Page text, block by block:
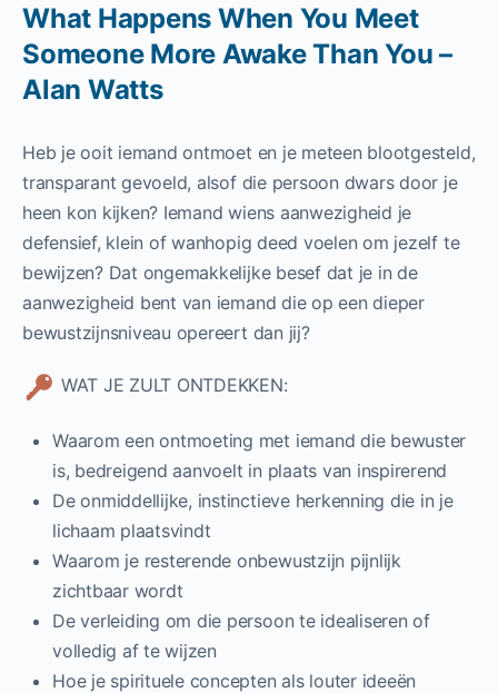
What Happens When You Meet
Someone More Awake Than You –
Alan Watts
Heb je ooit iemand ontmoet en je meteen blootgesteld,
transparant gevoeld, alsof die persoon dwars door je
heen kon kijken? Iemand wiens aanwezigheid je
defensief, klein of wanhopig deed voelen om jezelf te
bewijzen? Dat ongemakkelijke besef dat je in de
aanwezigheid bent van iemand die op een dieper
bewustzijnsniveau opereert dan jij?
WAT JE ZULT ONTDEKKEN:
Waarom een ​​ontmoeting met iemand die bewuster
is, bedreigend aanvoelt in plaats van inspirerend
De onmiddellijke, instinctieve herkenning die in je
lichaam plaatsvindt
Waarom je resterende onbewustzijn pijnlijk
zichtbaar wordt
De verleiding om die persoon te idealiseren of
volledig af te wijzen
Hoe je spirituele concepten als louter ideeën